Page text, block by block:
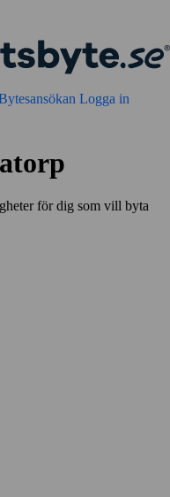
Logga in
för dig som vill byta